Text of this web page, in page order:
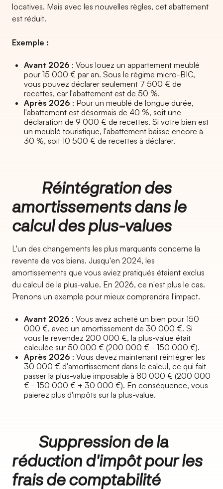
locatives. Mais avec les nouvelles règles, cet abattement
est réduit.
Exemple :
Avant 2026 : Vous louez un appartement meublé
pour 15 000 € par an. Sous le régime micro-BIC,
vous pouvez déclarer seulement 7 500 € de
recettes, car l'abattement est de 50 %.
Après 2026 : Pour un meublé de longue durée,
l'abattement est désormais de 40 %, soit une
déclaration de 9 000 € de recettes. Si votre bien est
un meublé touristique, l'abattement baisse encore à
30 %, soit 10 500 € de recettes à déclarer.
Réintégration des
amortissements dans le
calcul des plus-values
L'un des changements les plus marquants concerne la
revente de vos biens. Jusqu'en 2024, les
amortissements que vous aviez pratiqués étaient exclus
du calcul de la plus-value. En 2026, ce n'est plus le cas.
Prenons un exemple pour mieux comprendre l'impact.
Avant 2026 : Vous avez acheté un bien pour 150
000 €, avec un amortissement de 30 000 €. Si
vous le revendez 200 000 €, la plus-value était
calculée sur 50 000 € (200 000 € - 150 000 €).
Après 2026 : Vous devez maintenant réintégrer les
30 000 € d'amortissement dans le calcul, ce qui fait
passer la plus-value imposable à 80 000 € (200 000
€ - 150 000 € + 30 000 €). En conséquence, vous
paierez plus d'impôts sur la plus-value.
Suppression de la
réduction d'impôt pour les
frais de comptabilité